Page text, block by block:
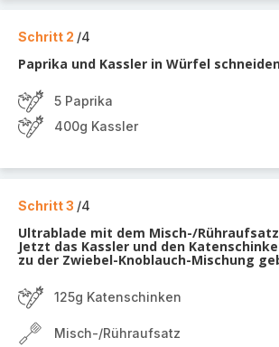
Schritt 2 /4
Paprika und Kassler in Würfel
5 Paprika
400g Kassler
Schritt 3 /4
Ultrablade mit dem Misch-/
Jetzt das Kassler und den
zu der Zwiebel-Knoblauch-Mischung
125g Katenschinken
Misch-/Rühraufsatz